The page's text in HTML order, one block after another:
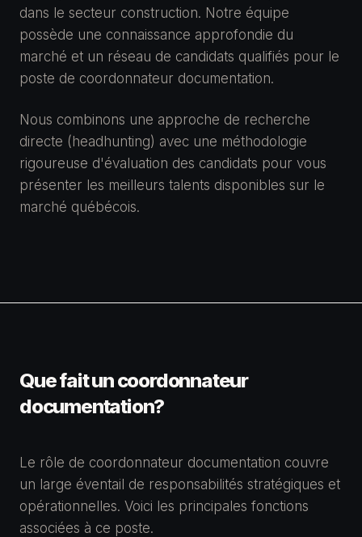
dans le secteur construction. Notre équipe
possède une connaissance approfondie du
marché et un réseau de candidats qualifiés pour le
poste de coordonnateur documentation.
Nous combinons une approche de recherche
directe (headhunting) avec une méthodologie
rigoureuse d'évaluation des candidats pour vous
présenter les meilleurs talents disponibles sur le
marché québécois.
Que fait un coordonnateur
documentation?
Le rôle de coordonnateur documentation couvre
un large éventail de responsabilités stratégiques et
opérationnelles. Voici les principales fonctions
associées à ce poste.